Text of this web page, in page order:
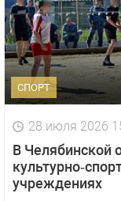
СПОРТ
28 июля 2026
В Челябинской
учреждениях